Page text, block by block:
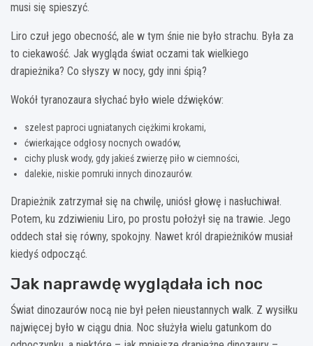
musi się spieszyć.
Liro czuł jego obecność, ale w tym śnie nie było strachu. Była za
to ciekawość. Jak wygląda świat oczami tak wielkiego
drapieżnika? Co słyszy w nocy, gdy inni śpią?
Wokół tyranozaura słychać było wiele dźwięków:
szelest paproci ugniatanych ciężkimi krokami,
ćwierkające odgłosy nocnych owadów,
cichy plusk wody, gdy jakieś zwierzę piło w ciemności,
dalekie, niskie pomruki innych dinozaurów.
Drapieżnik zatrzymał się na chwilę, uniósł głowę i nasłuchiwał.
Potem, ku zdziwieniu Liro, po prostu położył się na trawie. Jego
oddech stał się równy, spokojny. Nawet król drapieżników musiał
kiedyś odpocząć.
Jak naprawdę wyglądała ich noc
Świat dinozaurów nocą nie był pełen nieustannych walk. Z wysiłku
najwięcej było w ciągu dnia. Noc służyła wielu gatunkom do